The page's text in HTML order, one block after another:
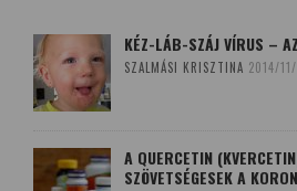
KÉZ-LÁB-SZÁJ VÍRUS –
SZALMÁSI KRISZTINA 2014/
A QUERCETIN
SZÖVETSÉGESEK A